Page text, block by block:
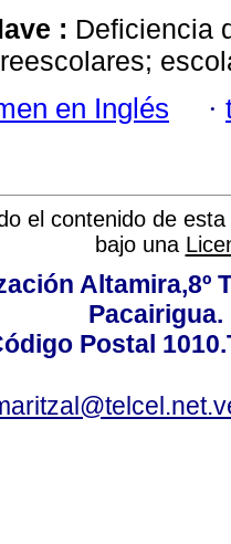
: Deficiencia
en Inglés ·
el contenido de
bajo una
Altamira,8º
Pacairigua.
Postal